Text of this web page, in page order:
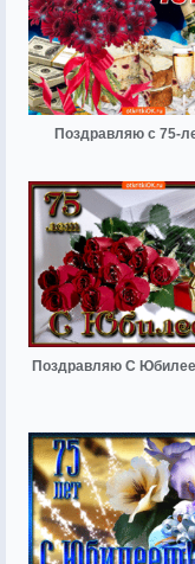
Поздравляю с 75-
Поздравляю С